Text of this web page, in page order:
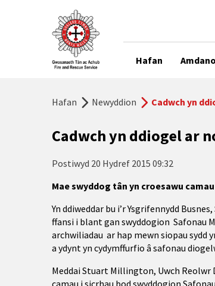
Hafan
Hafan Newyddion Cadwch yn
Cadwch yn ddiogel ar
Postiwyd 20 Hydref 2015 09:32
Mae swyddog tân yn croesawu
Yn ddiweddar bu i’r Ysgrifennydd
ffansi i blant gan swyddogion Safonau
archwiliadau ar hap mewn siopau sydd
a ydynt yn cydymffurfio â safonau
Meddai Stuart Millington, Uwch Reolwr
camau i sicrhau bod swyddogion